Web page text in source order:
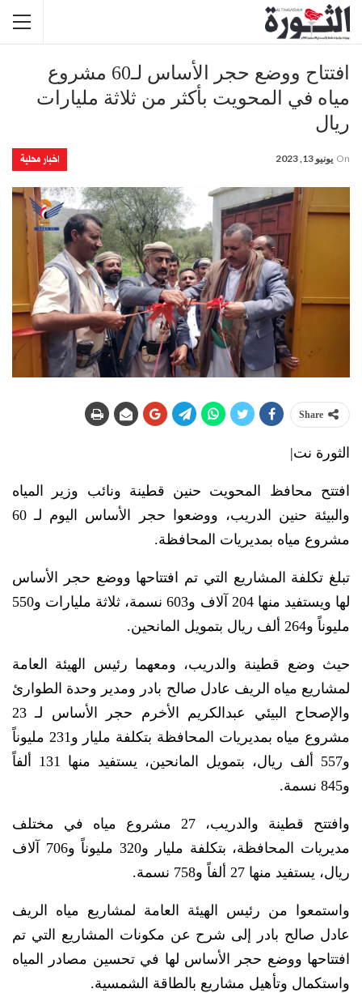
افتتاح ووضع حجر الأساس لـ60 مشروع
مياه في المحويت بأكثر من ثلاثة مليارات
ريال
اخبار محلية On يونيو 13, 2023
Share
الثورة نت|
افتتح محافظ المحويت حنين قطينة ونائب وزير المياه
والبيئة حنين الدريب، ووضعوا حجر الأساس اليوم لـ 60
مشروع مياه بمديريات المحافظة.
تبلغ تكلفة المشاريع التي تم افتتاحها ووضع حجر الأساس
لها ويستفيد منها 204 آلاف و603 نسمة، ثلاثة مليارات و550
مليوناً و264 ألف ريال بتمويل المانحين.
حيث وضع قطينة والدريب، ومعهما رئيس الهيئة العامة
لمشاريع مياه الريف عادل صالح بادر ومدير وحدة الطوارئ
والإصحاح البيئي عبدالكريم الأخرم حجر الأساس لـ 23
مشروع مياه بمديريات المحافظة بتكلفة مليار و231 مليوناً
و557 ألف ريال، بتمويل المانحين، يستفيد منها 131 ألفاً
و845 نسمة.
وافتتح قطينة والدريب، 27 مشروع مياه في مختلف
مديريات المحافظة، بتكلفة مليار و320 مليوناً و706 آلاف
ريال، يستفيد منها 27 ألفاً و758 نسمة.
واستمعوا من رئيس الهيئة العامة لمشاريع مياه الريف
عادل صالح بادر إلى شرح عن مكونات المشاريع التي تم
افتتاحها ووضع حجر الأساس لها في تحسين مصادر المياه
واستكمال وتأهيل مشاريع بالطاقة الشمسية.